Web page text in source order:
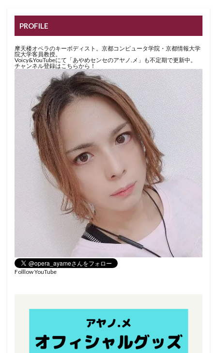
PROFILE
摩天楼オペラのキーボディスト。京都コンピュータ学院・京都情報大学
院大学客員教授。
Voicy&YouTubeにて「あやめセンセのアヤノ.メ」も不定期で更新中。
チャンネル登録はこちらから！
Folllow YouTube